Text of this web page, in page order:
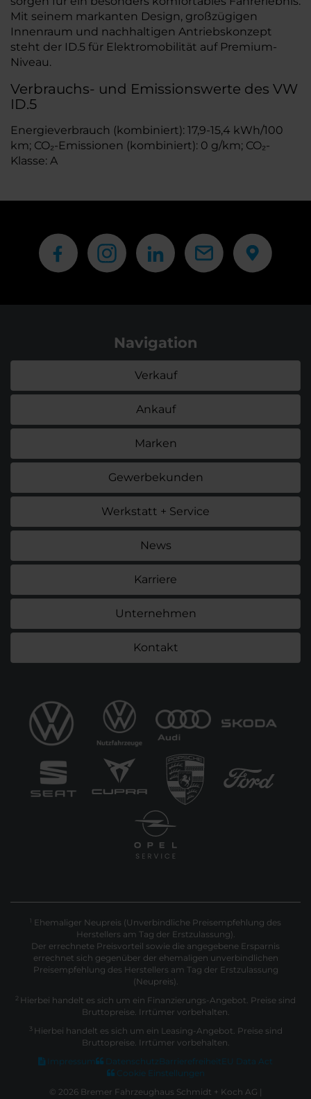
Mit seinem markanten Design, großzügigen
Innenraum und nachhaltigen Antriebskonzept
steht der ID.5 für Elektromobilität auf Premium-
Niveau.
Verbrauchs- und Emissionswerte des VW
ID.5
Energieverbrauch (kombiniert): 17,9-15,4 kWh/100
km; CO₂-Emissionen (kombiniert): 0 g/km; CO₂-
Klasse: A
Navigation
Verkauf
Ankauf
Marken
Gewerbekunden
Werkstatt + Service
News
Karriere
Unternehmen
Kontakt
1 Ehemaliger Neupreis (Unverbindliche Preisempfehlung des
Herstellers am Tag der Erstzulassung).
Der errechnete Preisvorteil sowie die angegebene Ersparnis
errechnet sich gegenüber der ehemaligen unverbindlichen
Preisempfehlung des Herstellers am Tag der Erstzulassung
(Neupreis).
2 Hierbei handelt es sich um ein Finanzierungs-Angebot. Preise sind
Bruttopreise. Irrtümer vorbehalten.
3 Hierbei handelt es sich um ein Leasing-Angebot. Preise sind
Bruttopreise. Irrtümer vorbehalten.
Impressum
Datenschutz Barrierefreiheit EU Data Act
Cookie Einstellungen
© 2026 Bremer Fahrzeughaus Schmidt + Koch AG |